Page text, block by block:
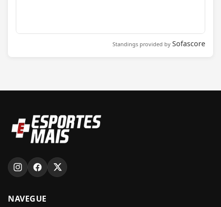
Standings provided by Sofascore
NAVEGUE